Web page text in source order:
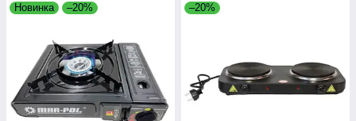
Новинка –20% –20%